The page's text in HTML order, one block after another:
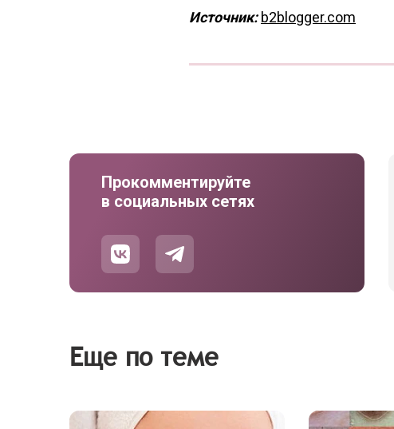
Источник: b2blogger.com
Прокомментируйте
в социальных сетях
Еще по теме